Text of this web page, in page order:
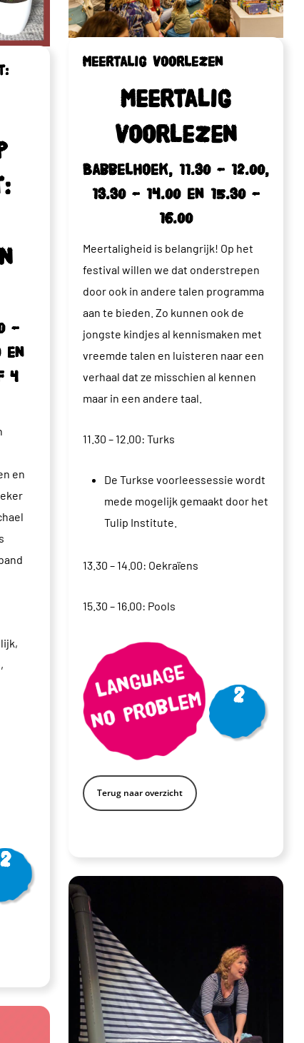
–
en
4
en
2
Meertalig voorlezen
Meertalig
voorlezen
Babbelhoek, 11.30 – 12.00,
13.30 – 14.00 en 15.30 –
16.00
Meertaligheid is belangrijk! Op het
festival willen we dat onderstrepen
door ook in andere talen programma
aan te bieden. Zo kunnen ook de
jongste kindjes al kennismaken met
vreemde talen en luisteren naar een
verhaal dat ze misschien al kennen
maar in een andere taal.
11.30 – 12.00: Turks
De Turkse voorleessessie wordt
mede mogelijk gemaakt door het
Tulip Institute.
13.30 – 14.00: Oekraïens
15.30 – 16.00: Pools
Terug naar overzicht
2